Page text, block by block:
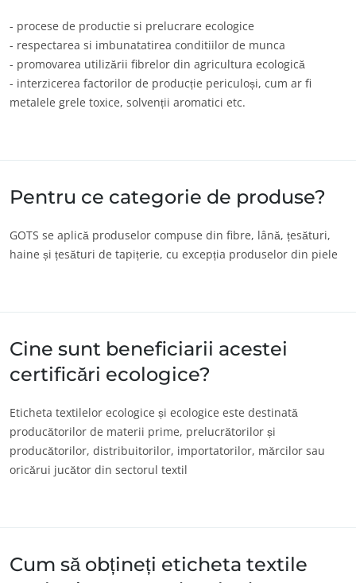
Acționează prin serviciile noastre
Progresul împreună cu echipele noastre
Implică-te pentru mediul nostru
Europa
(germană)
Franța (franceză)
Germania (germană)
România (română)
- procese de productie si prelucrare ecologice
- respectarea si imbunatatirea conditiilor de munca
- promovarea utilizării fibrelor din agricultura ecologică
- interzicerea factorilor de producție periculoși, cum ar fi
metalele grele toxice, solvenții aromatici etc.
Pentru ce categorie de produse?
GOTS se aplică produselor compuse din fibre, lână, țesături,
haine și țesături de tapițerie, cu excepția produselor din piele
Cine sunt beneficiarii acestei
certificări ecologice?
Eticheta textilelor ecologice și ecologice este destinată
producătorilor de materii prime, prelucrătorilor și
producătorilor, distribuitorilor, importatorilor, mărcilor sau
oricărui jucător din sectorul textil
Cum să obțineți eticheta textile